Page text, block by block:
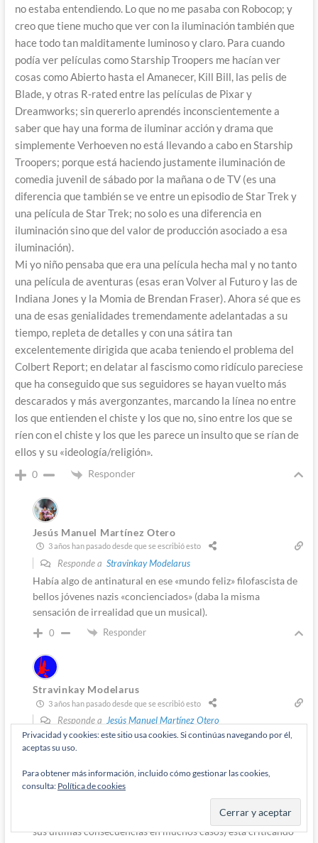
no estaba entendiendo. Lo que no me pasaba con Robocop; y
creo que tiene mucho que ver con la iluminación también que
hace todo tan malditamente luminoso y claro. Para cuando
podía ver películas como Starship Troopers me hacían ver
cosas como Abierto hasta el Amanecer, Kill Bill, las pelis de
Blade, y otras R-rated entre las películas de Pixar y
Dreamworks; sin quererlo aprendés inconscientemente a
saber que hay una forma de iluminar acción y drama que
simplemente Verhoeven no está llevando a cabo en Starship
Troopers; porque está haciendo justamente iluminación de
comedia juvenil de sábado por la mañana o de TV (es una
diferencia que también se ve entre un episodio de Star Trek y
una película de Star Trek; no solo es una diferencia en
iluminación sino que del valor de producción asociado a esa
iluminación).
Mi yo niño pensaba que era una película hecha mal y no tanto
una película de aventuras (esas eran Volver al Futuro y las de
Indiana Jones y la Momia de Brendan Fraser). Ahora sé que es
una de esas genialidades tremendamente adelantadas a su
tiempo, repleta de detalles y con una sátira tan
excelentemente dirigida que acaba teniendo el problema del
Colbert Report; en delatar al fascismo como ridículo pareciese
que ha conseguido que sus seguidores se hayan vuelto más
descarados y más avergonzantes, marcando la línea no entre
los que entienden el chiste y los que no, sino entre los que se
ríen con el chiste y los que les parece un insulto que se rían de
ellos y su «ideología/religión».
0 Responder
Jesús Manuel Martínez Otero
3 años han pasado desde que se escribió esto
Responde a Stravinkay Modelarus
Había algo de antinatural en ese «mundo feliz» filofascista de
bellos jóvenes nazis «concienciados» (daba la misma
sensación de irrealidad que un musical).
0 Responder
Stravinkay Modelarus
3 años han pasado desde que se escribió esto
Responde a Jesús Manuel Martínez Otero
Es una comedia excelente pero su forma de contar los chistes
necesita que uno entienda que para reírte con la película
tienes que reírte de la película; su historia, personajes,
dirección. Porque su forma de atacar a la gente que
propagaría su mensaje es sabotear su propagación a través de
cada decisión creativa. En mantener el mensaje (llevandolo a
sus últimas consecuencias en muchos casos) está criticando
Privacidad y cookies: este sitio usa cookies. Si continúas navegando por él,
aceptas su uso.
Para obtener más información, incluido cómo gestionar las cookies,
consulta: Política de cookies